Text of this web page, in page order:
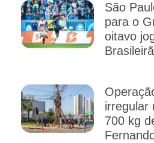
São
para o
oitavo
irregular
700 kg